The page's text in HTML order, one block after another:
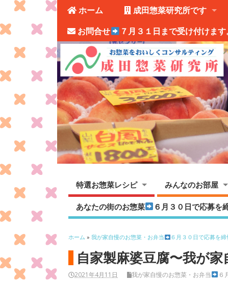
ホーム 成田惣菜研究所です
お問合せ
７月３１日まで受け付けます
特選お惣菜レシピ みんなのお部屋
あなたの街のお惣菜 ６月３０日で応募を
ホーム »我が家自慢のお惣菜・お弁当 ６月３０日で応募を締
自家製麻婆豆腐〜我が
2021年4月11日 我が家自慢のお惣菜・お弁当 ６